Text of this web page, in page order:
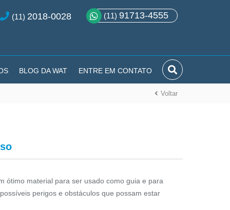
(11) 91713-4555
(11) 2018-0028
BLOG DA WAT ENTRE EM CONTATO
Voltar
ótimo material para ser usado como guia e para
perigos e obstáculos que possam estar